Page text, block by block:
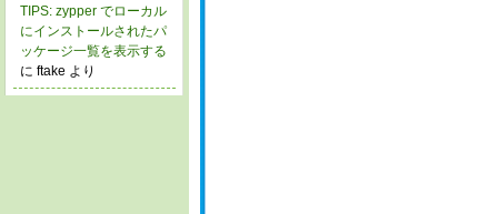
TIPS: zypper でローカル
にインストールされたパ
ッケージ一覧を表示する
に ftake より